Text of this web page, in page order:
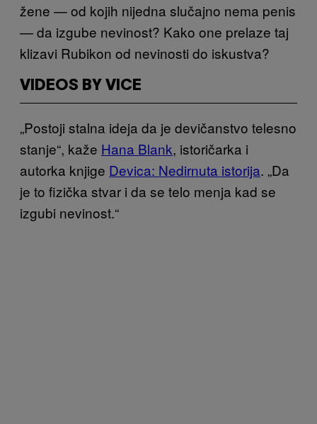
žene — od kojih nijedna slučajno nema penis
— da izgube nevinost? Kako one prelaze taj
klizavi Rubikon od nevinosti do iskustva?
VIDEOS BY VICE
„Postoji stalna ideja da je devičanstvo telesno
stanje“, kaže Hana Blank, istoričarka i
autorka knjige Devica: Nedirnuta istorija. „Da
je to fizička stvar i da se telo menja kad se
izgubi nevinost.“